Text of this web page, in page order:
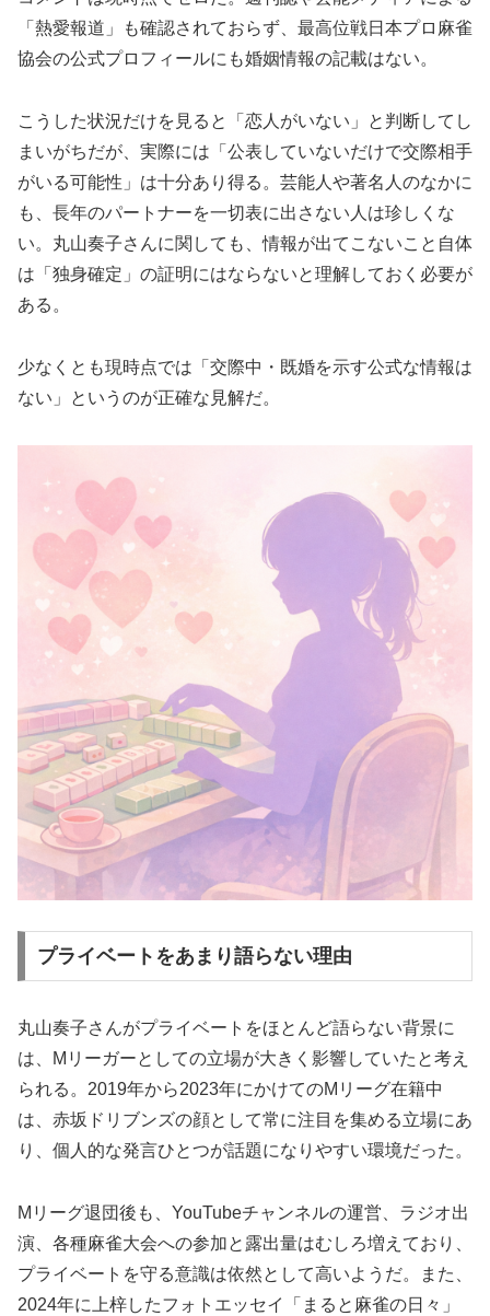
「熱愛報道」も確認されておらず、最高位戦日本プロ麻雀
協会の公式プロフィールにも婚姻情報の記載はない。
こうした状況だけを見ると「恋人がいない」と判断してし
まいがちだが、実際には「公表していないだけで交際相手
がいる可能性」は十分あり得る。芸能人や著名人のなかに
も、長年のパートナーを一切表に出さない人は珍しくな
い。丸山奏子さんに関しても、情報が出てこないこと自体
は「独身確定」の証明にはならないと理解しておく必要が
ある。
少なくとも現時点では「交際中・既婚を示す公式な情報は
ない」というのが正確な見解だ。
プライベートをあまり語らない理由
丸山奏子さんがプライベートをほとんど語らない背景に
は、Mリーガーとしての立場が大きく影響していたと考え
られる。2019年から2023年にかけてのMリーグ在籍中
は、赤坂ドリブンズの顔として常に注目を集める立場にあ
り、個人的な発言ひとつが話題になりやすい環境だった。
Mリーグ退団後も、YouTubeチャンネルの運営、ラジオ出
演、各種麻雀大会への参加と露出量はむしろ増えており、
プライベートを守る意識は依然として高いようだ。また、
2024年に上梓したフォトエッセイ「まると麻雀の日々」